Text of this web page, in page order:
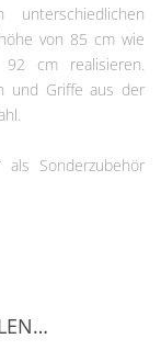
von 85 cm wie
cm realisieren.
und Griffe aus der
als Sonderzubehör